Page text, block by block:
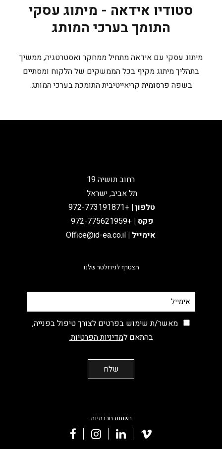
סטודיו אידאה - מיתוג עסקי
התומך בערכי המותג
מיתוג עסקי עם אידאה מתחיל ממחקר ואסטרטגיה, ממשיך
בתהליך מיתוג מקיף בכל הממשקים של הלקוח ומסתיים
בשפה פרסומיתקריאייטיבית התומכת בערכי המותג.
רחוב תושיה 19
תל אביב, ישראל
טלפון|
+972-773191871
פקס | +972-775621959
אימייל |
הצטרף לניוזלטר שלנו
מאשר/ת שימוש בפרטים לצורך טיפול בפנייה,
בהתאם למדיניות הפרטיות.
רשתות חברתיות
facebookinstagramlinkedin